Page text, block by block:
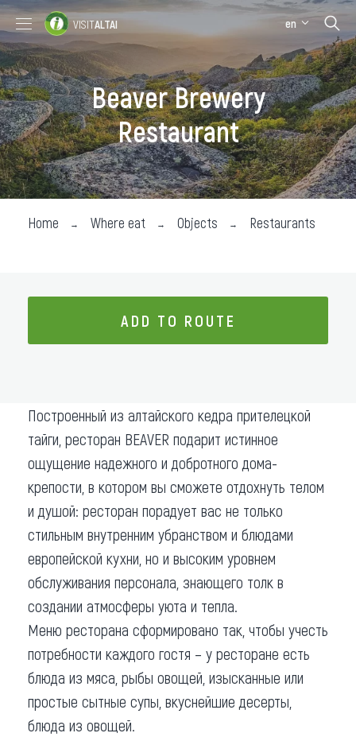
Places to visit
Where stay
Where eat
About the region
Collection impressions
VISITALTAI en
Beaver Brewery
Restaurant
Home Where eat Objects Restaurants
ADD TO ROUTE
Построенный из алтайского кедра прителецкой
тайги, ресторан BEAVER подарит истинное
ощущение надежного и добротного дома-
крепости, в котором вы сможете отдохнуть телом
и душой: ресторан порадует вас не только
стильным внутренним убранством и блюдами
европейской кухни, но и высоким уровнем
обслуживания персонала, знающего толк в
создании атмосферы уюта и тепла.
Меню ресторана сформировано так, чтобы учесть
потребности каждого гостя – у ресторане есть
блюда из мяса, рыбы овощей, изысканные или
простые сытные супы, вкуснейшие десерты,
блюда из овощей.